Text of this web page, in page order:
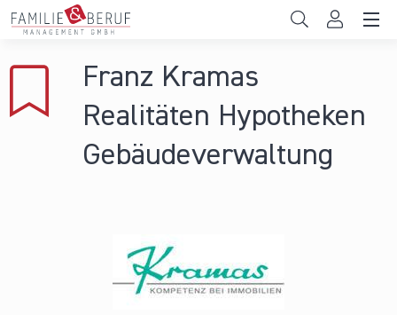
Direkt zum Inhalt
Gemeinden
Hochschulen
Franz Kramas
Realitäten Hypotheken
Gebäudeverwaltung